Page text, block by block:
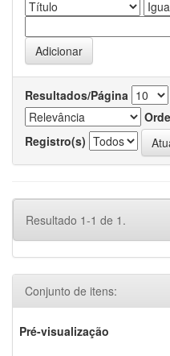
Resultados/Página
Registro(s)
Resultado 1-1 de 1.
Conjunto de itens:
Pré-visualização